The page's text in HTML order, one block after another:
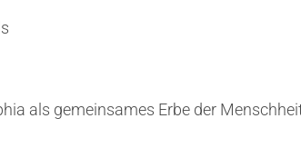
als gemeinsames Erbe der